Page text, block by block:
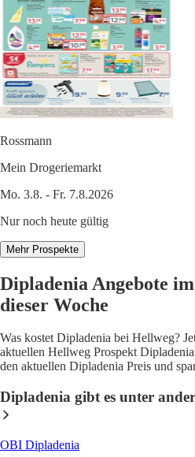
Rossmann
Mein Drogeriemarkt
Mo. 3.8. - Fr. 7.8.2026
Nur noch heute gültig
Mehr Prospekte
Dipladenia Angebote
dieser Woche
Was kostet Dipladenia bei Hellweg?
aktuellen Hellweg Prospekt
den aktuellen Dipladenia Preis und
Dipladenia gibt es unter
OBI Dipladenia